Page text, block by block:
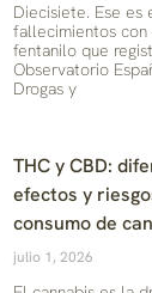
Diecisiete. Ese es
fallecimientos con
fentanilo que
Observatorio
Drogas y
THC y CBD:
efectos y
consumo de
julio 1, 2026